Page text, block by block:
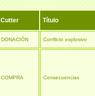
Cutter Título
DONACIÓN Conflicto explosivo
COMPRA Consecuencias